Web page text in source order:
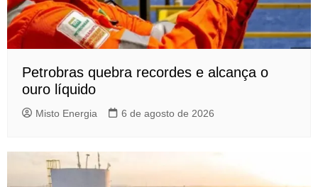
Petrobras quebra recordes e alcança o
ouro líquido
Misto Energia 6 de agosto de 2026